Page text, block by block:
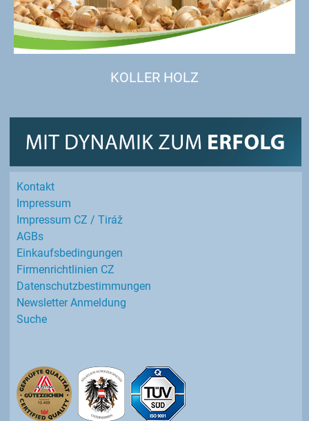
KOLLER HOLZ
Kontakt
Impressum
Impressum CZ / Tiráž
AGBs
Einkaufs­bedingungen
Firmenrichtlinien CZ
Datenschutz­bestimmungen
Newsletter Anmeldung
Suche